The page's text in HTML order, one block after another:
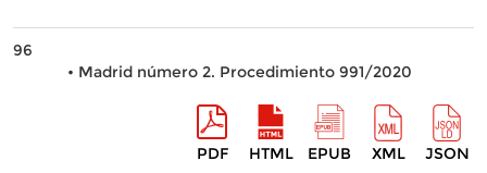
96
• Madrid número 2. Procedimiento 991/2020
PDF HTML EPUB XML JSON